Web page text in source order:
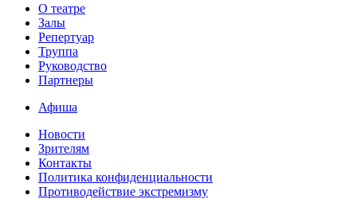
О театре
Залы
Репертуар
Труппа
Руководство
Партнеры
Афиша
Новости
Зрителям
Контакты
Политика конфиденциальности
Противодействие экстремизму